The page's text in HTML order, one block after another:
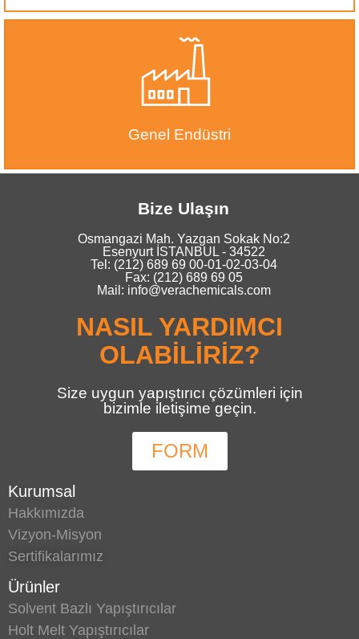
Genel Endüstri
Bize Ulaşın
Osmangazi Mah. Yazgan Sokak No:2
Esenyurt İSTANBUL - 34522
Tel: (212) 689 69 00-01-02-03-04
Fax: (212) 689 69 05
Mail: info@verachemicals.com
NASIL YARDIMCI
OLABİLİRİZ?
Size uygun yapıştırıcı çözümleri için
bizimle iletişime geçin.
FORM
Kurumsal
Hakkımızda
Vizyon-Misyon
Sertifikalarımız
Ürünler
Solvent Bazlı Yapıştırıcılar
Holt Melt Yapıştırıcılar